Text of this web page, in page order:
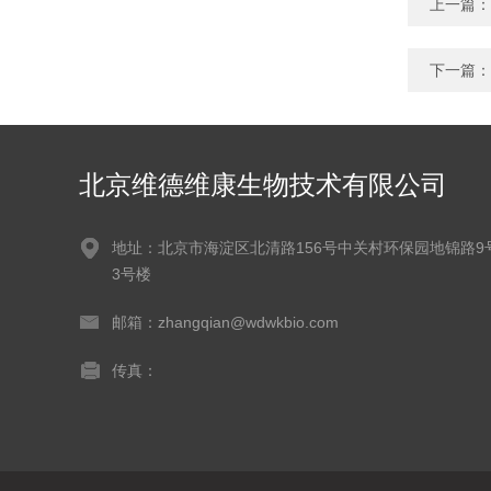
上一篇：
下一篇：
北京维德维康生物技术有限公司
地址：北京市海淀区北清路156号中关村环保园地锦路9
3号楼
邮箱：zhangqian@wdwkbio.com
传真：